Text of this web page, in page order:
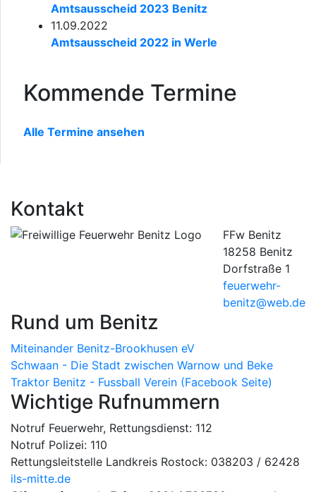
Amtsausscheid 2023 Benitz
11.09.2022
Amtsausscheid 2022 in Werle
Kommende Termine
Alle Termine ansehen
Kontakt
FFw Benitz
18258 Benitz
Dorfstraße 1
feuerwehr-
benitz@web.de
Rund um Benitz
Miteinander Benitz-Brookhusen eV
Schwaan - Die Stadt zwischen Warnow und Beke
Traktor Benitz - Fussball Verein (Facebook Seite)
Wichtige Rufnummern
Notruf Feuerwehr, Rettungsdienst: 112
Notruf Polizei: 110
Rettungsleitstelle Landkreis Rostock: 038203 / 62428
ils-mitte.de